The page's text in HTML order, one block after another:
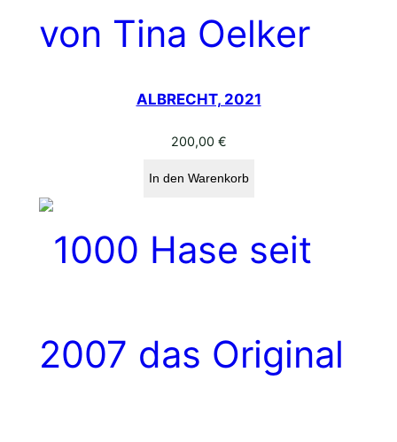
ALBRECHT, 2021
200,00 €
In den Warenkorb